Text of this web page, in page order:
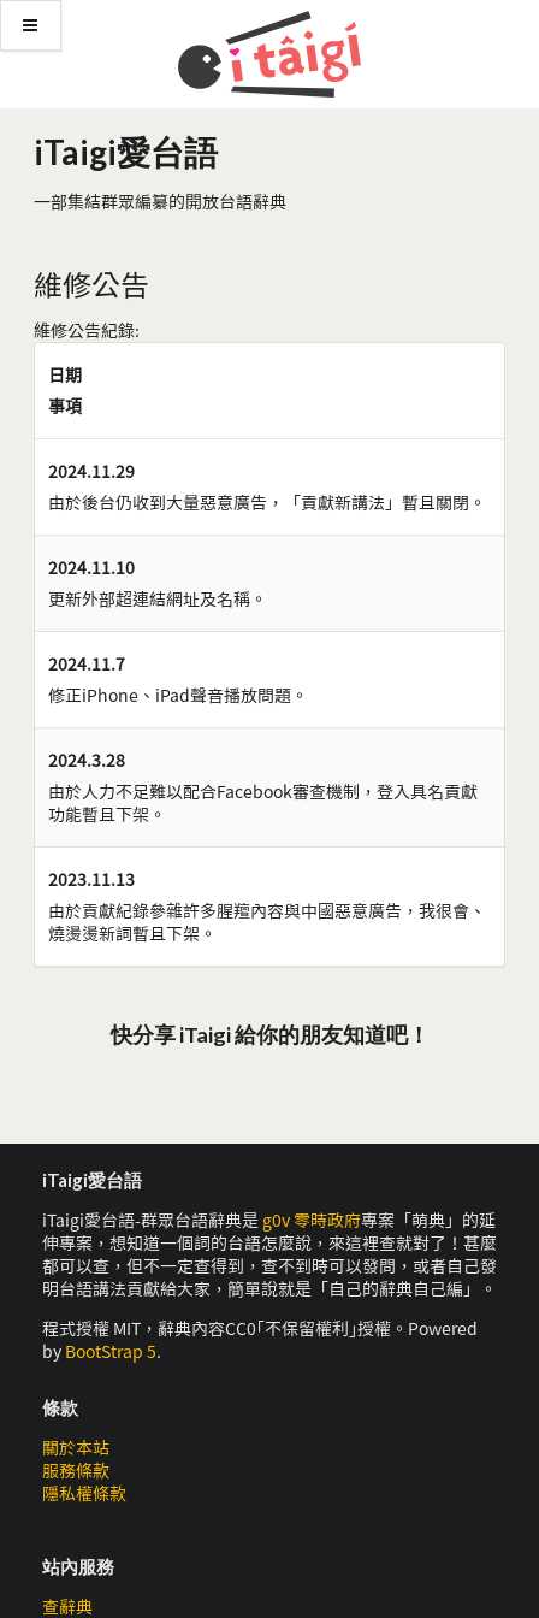
iTaigi愛台語
一部集結群眾編纂的開放台語辭典
維修公告
維修公告紀錄:
日期
事項
2024.11.29
由於後台仍收到大量惡意廣告，「貢獻新講法」暫且關閉。
2024.11.10
更新外部超連結網址及名稱。
2024.11.7
修正iPhone、iPad聲音播放問題。
2024.3.28
由於人力不足難以配合Facebook審查機制，登入具名貢獻
功能暫且下架。
2023.11.13
由於貢獻紀錄參雜許多腥羶內容與中國惡意廣告，我很會、
燒燙燙新詞暫且下架。
快分享 iTaigi 給你的朋友知道吧！
iTaigi愛台語
iTaigi愛台語-群眾台語辭典是 g0v 零時政府專案「萌典」的延
伸專案，想知道一個詞的台語怎麼說，來這裡查就對了！甚麼
都可以查，但不一定查得到，查不到時可以發問，或者自己發
明台語講法貢獻給大家，簡單說就是「自己的辭典自己編」。
程式授權 MIT，辭典內容CC0｢不保留權利｣授權。Powered
by BootStrap 5.
條款
關於本站
服務條款
隱私權條款
站內服務
查辭典